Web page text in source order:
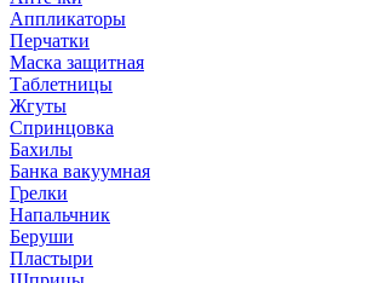
Аппликаторы
Перчатки
Маска защитная
Таблетницы
Жгуты
Спринцовка
Бахилы
Банка вакуумная
Грелки
Напальчник
Беруши
Пластыри